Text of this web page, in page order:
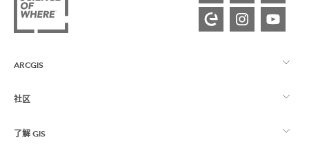
ARCGIS
ArcGIS 概览
制图
社区
Esri 社区
了解 GIS